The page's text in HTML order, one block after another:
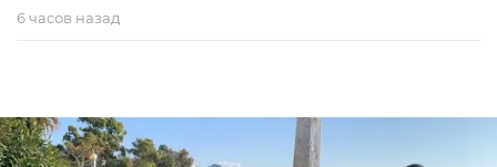
6 часов назад